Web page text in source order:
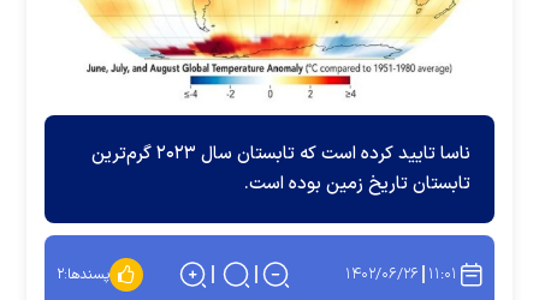
ناسا تایید کرده است که تابستان سال ۲۰۲۳ گرم‌ترین
تابستان تاریخ زمین بوده است.
۱۱:۰۱ ۱۴۰۲/۰۶/۲۶ پسندها:۲